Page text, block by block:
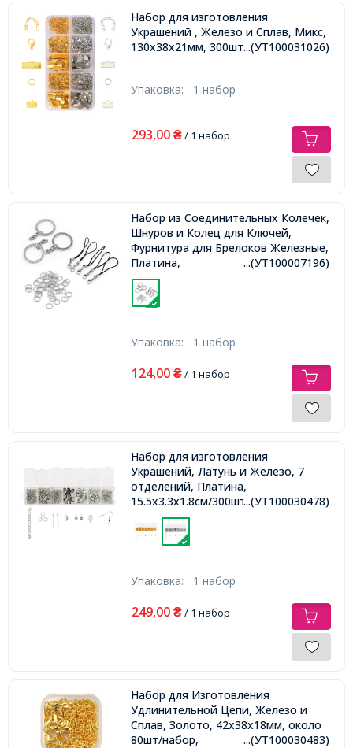
Набор для изготовления
Украшений , Железо и Сплав, Микс,
130х38х21мм, 300шт/набор,...(УТ100031026)
Упаковка: 1 набор
293,00 ₴/ 1 набор
Набор из Соединительных Колечек,
Шнуров и Колец для Ключей,
Фурнитура для Брелоков Железные,
Платина,
...(УТ100007196)
Упаковка: 1 набор
124,00 ₴/ 1 набор
Набор для изготовления
Украшений, Латунь и Железо, 7
отделений, Платина,
15.5x3.3x1.8см/300шт,...(УТ100030478)
Упаковка: 1 набор
249,00 ₴/ 1 набор
Набор для Изготовления
Удлинительной Цепи, Железо и
Сплав, Золото, 42х38х18мм, около
80шт/набор,
...(УТ100030483)